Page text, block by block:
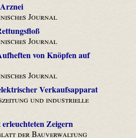
Journal
Journal
von Knöpfen auf
Journal
Verkaufsapparat
und industrielle
Zeigern
der Bauverwaltung